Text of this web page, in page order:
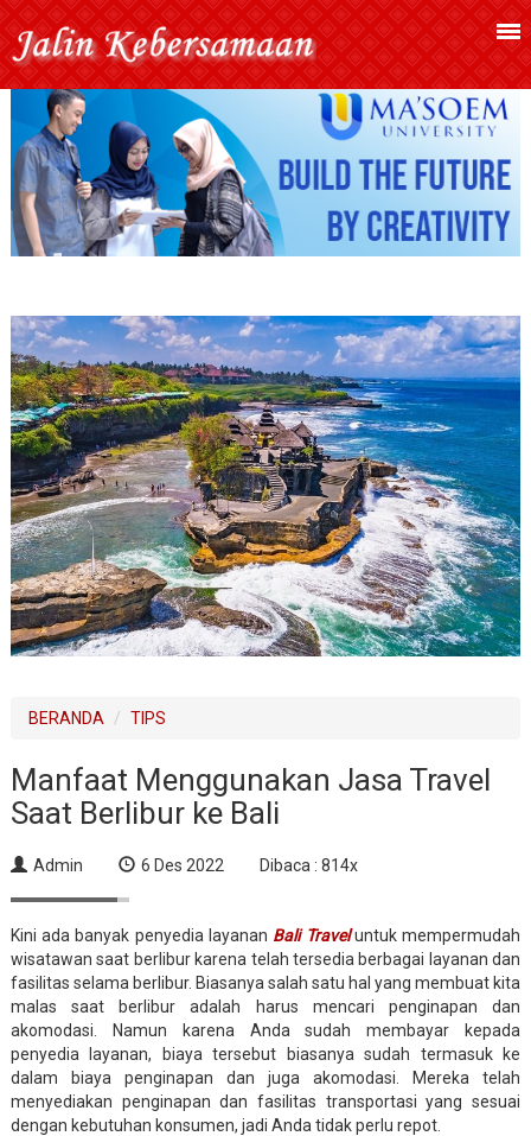
BERANDA TIPS
Manfaat Menggunakan Jasa Travel
Saat Berlibur ke Bali
Admin 6 Des 2022 Dibaca : 814x
Kini ada banyak penyedia layanan Bali Traveluntuk mempermudah
wisatawan saat berlibur karena telah tersedia berbagai layanan dan
fasilitas selama berlibur. Biasanya salah satu hal yang membuat kita
malas saat berlibur adalah harus mencari penginapan dan
akomodasi. Namun karena Anda sudah membayar kepada
penyedia layanan, biaya tersebut biasanya sudah termasuk ke
dalam biaya penginapan dan juga akomodasi. Mereka telah
menyediakan penginapan dan fasilitas transportasi yang sesuai
dengan kebutuhan konsumen, jadi Anda tidak perlu repot.